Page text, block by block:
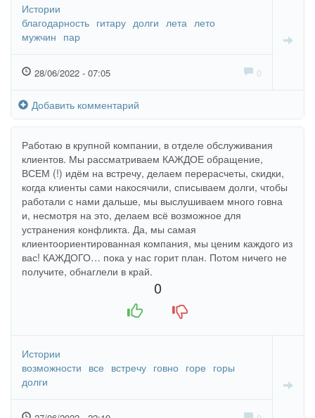
Истории
благодарность гитару долги лета лето
мужчин пар
28/06/2022 - 07:05 0
Добавить комментарий
Работаю в крупной компании, в отделе обслуживания
клиентов. Мы рассматриваем КАЖДОЕ обращение,
ВСЕМ (!) идём на встречу, делаем перерасчеты, скидки,
когда клиенты сами накосячили, списываем долги, чтобы
работали с нами дальше, мы выслушиваем много говна
и, несмотря на это, делаем всё возможное для
устранения конфликта. Да, мы самая
клиентоориентированная компания, мы ценим каждого из
вас! КАЖДОГО… пока у нас горит план. Потом ничего не
получите, обнаглели в край.
0
Истории
возможности все встречу говно горе горы
долги